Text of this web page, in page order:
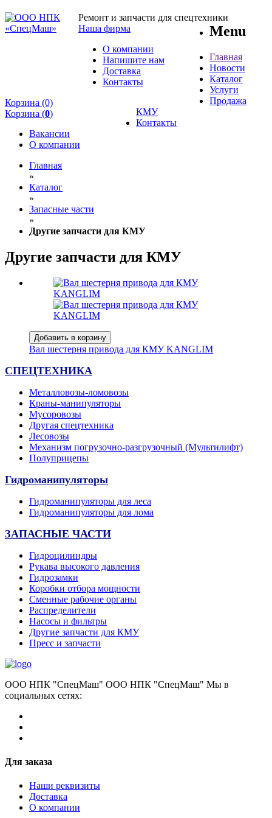
Ремонт и запчасти для спецтехники
Наша фирма
О компании
Напишите нам
Доставка
Контакты
Корзина (0)
Корзина (0)
Menu
Главная
Новости
Каталог
Услуги
Продажа
КМУ
Контакты
Вакансии
О компании
Главная
»
Каталог
»
Запасные части
»
Другие запчасти для КМУ
Другие запчасти для КМУ
Добавить в корзину
Вал шестерня привода для КМУ KANGLIM
CПЕЦТЕХНИКА
Металловозы-ломовозы
Краны-манипуляторы
Мусоровозы
Другая спецтехника
Лесовозы
Механизм погрузочно-разгрузочный (Мультилифт)
Полуприцепы
Гидроманипуляторы
Гидроманипуляторы для леса
Гидроманипуляторы для лома
ЗАПАСНЫЕ ЧАСТИ
Гидроцилиндры
Рукава высокого давления
Гидрозамки
Коробки отбора мощности
Сменные рабочие органы
Распределители
Насосы и фильтры
Другие запчасти для КМУ
Пресс и запчасти
ООО НПК "СпецМаш" ООО НПК "СпецМаш" Мы в
социальных сетях:
Для заказа
Наши реквизиты
Доставка
О компании